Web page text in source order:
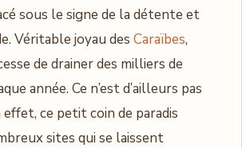
sous le signe de la détente et
Véritable joyau des Caraïbes,
de drainer des milliers de
année. Ce n’est d’ailleurs pas
effet, ce petit coin de paradis
sites qui se laissent